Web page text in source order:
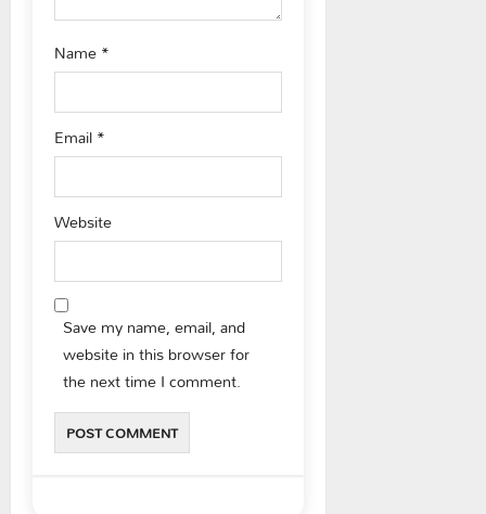
n
Name*
Email*
Website
Save my name, email, and
website in this browser for
the next time I comment.